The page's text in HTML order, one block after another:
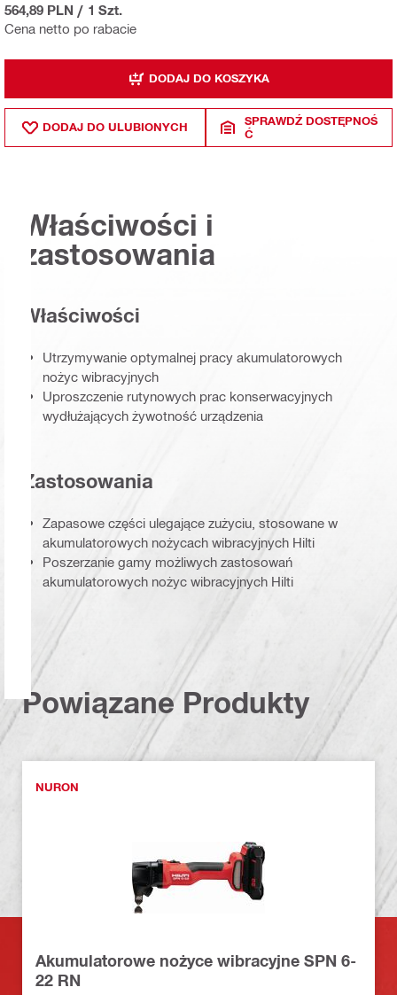
Cena netto po rabacie
564,89 PLN / 1 Szt.
DODAJ DO KOSZYKA
DODAJ DO ULUBIONYCH
SPRAWDŹ DOSTĘPNOŚ
Ć
Właściwości i
zastosowania
Właściwości
Utrzymywanie optymalnej pracy akumulatorowych
nożyc wibracyjnych
Uproszczenie rutynowych prac konserwacyjnych
wydłużających żywotność urządzenia
Zastosowania
Zapasowe części ulegające zużyciu, stosowane w
akumulatorowych nożycach wibracyjnych Hilti
Poszerzanie gamy możliwych zastosowań
akumulatorowych nożyc wibracyjnych Hilti
Powiązane Produkty
NURON
Akumulatorowe nożyce wibracyjne SPN 6-
22 RN